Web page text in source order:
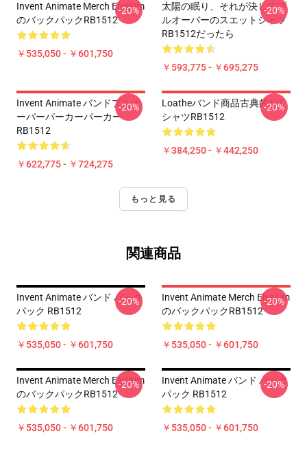
Invent Animate Merch Elysium
のバックパックRB1512
￥535,050 - ￥601,750
-20%
太陽の眠り、それが決してプ
ルオーバーのスエットシャツ
RB1512だったら
￥593,775 - ￥695,275
-20%
Invent Animate バンドプルオ
ーバーパーカーパーカー
RB1512
￥622,775 - ￥724,275
-20%
Loatheバンド商品古典的なT
シャツRB1512
￥384,250 - ￥442,250
-20%
もっと見る
関連商品
Invent Animate バンド バック
パック RB1512
￥535,050 - ￥601,750
-20%
Invent Animate Merch Elysium
のバックパックRB1512
￥535,050 - ￥601,750
-20%
Invent Animate Merch Elysium
のバックパックRB1512
￥535,050 - ￥601,750
-20%
Invent Animate バンド バック
パック RB1512
￥535,050 - ￥601,750
-20%